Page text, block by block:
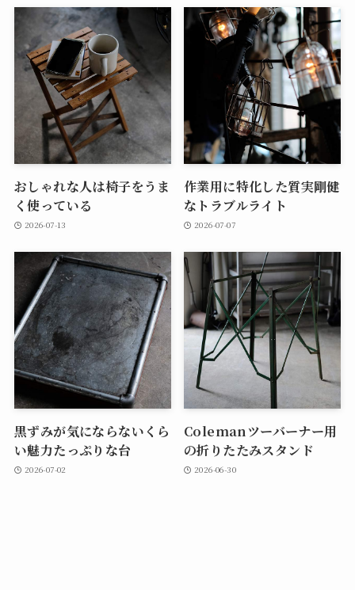
おしゃれな人は椅子をうま
く使っている
2026-07-13
作業用に特化した質実剛健
なトラブルライト
2026-07-07
黒ずみが気にならないくら
い魅力たっぷりな台
2026-07-02
Colemanツーバーナー用
の折りたたみスタンド
2026-06-30